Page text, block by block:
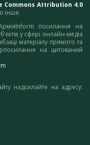
Commons Attribution 4.0
інше.
посилання на
у сфері онлайн-медіа
матеріалу прямого та
на цитований
надсилайте на адресу: